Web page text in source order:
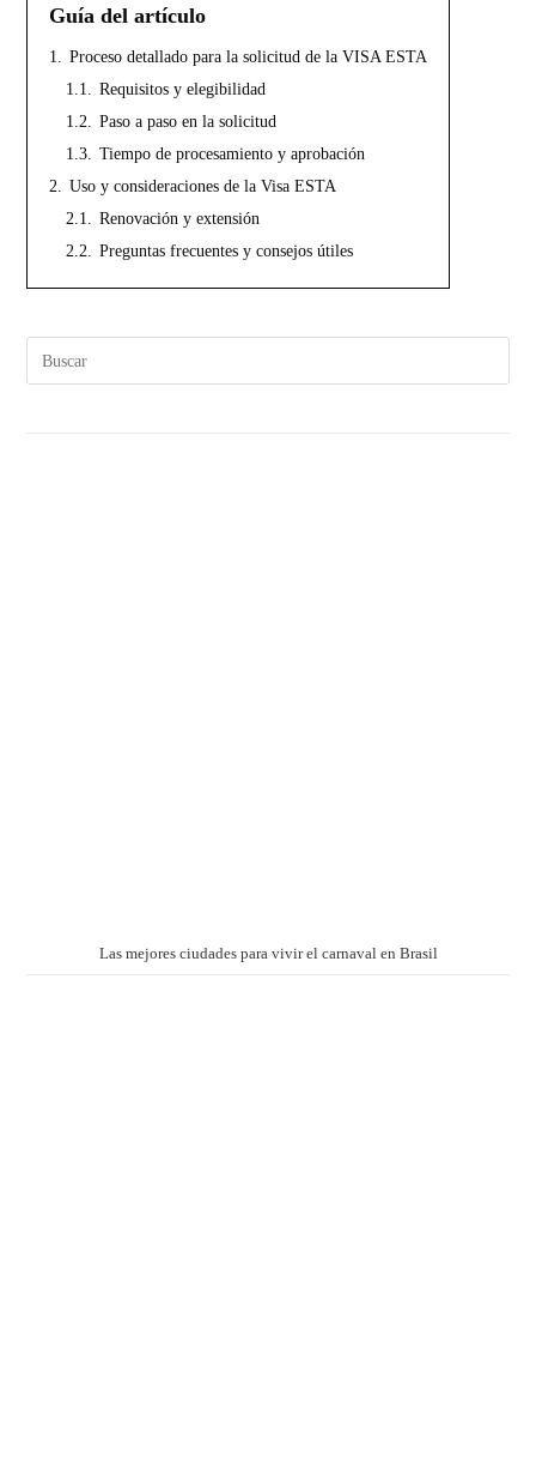
Guía del artículo
1.
Proceso detallado para la solicitud de la VISA ESTA
1.1.
Requisitos y elegibilidad
1.2.
Paso a paso en la solicitud
1.3.
Tiempo de procesamiento y aprobación
2.
Uso y consideraciones de la Visa ESTA
2.1.
Renovación y extensión
2.2.
Preguntas frecuentes y consejos útiles
Las mejores ciudades para vivir el carnaval en Brasil